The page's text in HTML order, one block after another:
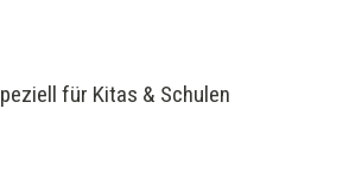
für Kitas & Schulen